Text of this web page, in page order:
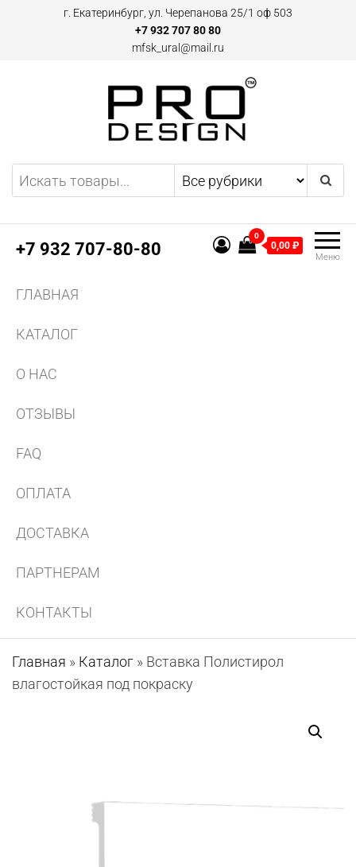
г. Екатеринбург, ул. Черепанова 25/1 оф 503
+7 932 707 80 80
mfsk_ural@mail.ru
Двери и плинтусы скрытого
монтажа Pro Design в
Екатеринбурге
Предоставляем
эксклюзивные предложения
скрытого монтажа, а также
другим профилям и
конструкциям из алюминия.
+7 932 707-80-80 Меню
0
0,00 ₽
ГЛАВНАЯ
КАТАЛОГ
О НАС
ОТЗЫВЫ
FAQ
ОПЛАТА
ДОСТАВКА
ПАРТНЕРАМ
КОНТАКТЫ
Главная » Каталог » Вставка Полистирол
влагостойкая под покраску